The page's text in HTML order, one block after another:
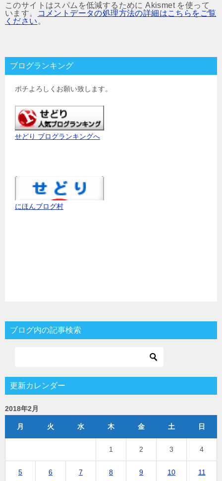
このサイトはスパムを低減するために Akismet を使って
います。
コメントデータの処理方法の詳細はこちらをご覧
ください 。
ブログランキング
ポチよろしくお願い致します。
せどり ブログランキングへ
にほんブログ村
ブログ内の記事検索
更新カレンダー
2018年2月
月 火 水 木 金 土 日
1 2 3 4
5 6 7 8 9 10 11